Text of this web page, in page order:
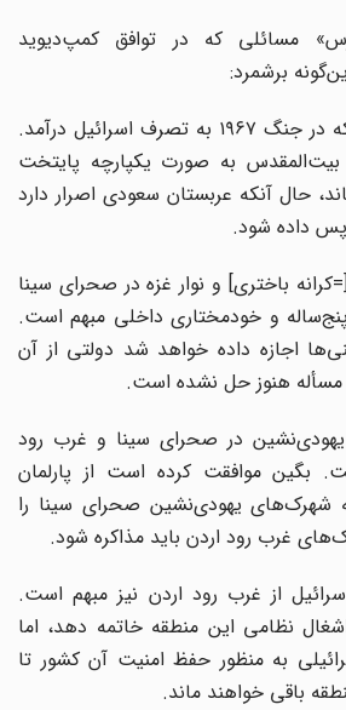
مسائلی که در توافق‌ کمپ‌دیوید
برشمرد:
۱- آینده بیت‌المقدس، که در جنگ ۱۹۶۷ به تصرف اسرائیل درآمد.
به صورت یکپارچه پایتخت
حال آنکه عربستان سعودی اصرار دارد
داده شود.
باختری] و نوار غزه در صحرای سینا
و خودمختاری داخلی مبهم است.
اجازه داده خواهد شد دولتی از آن
هنوز حل نشده است.
در صحرای سینا و غرب رود
موافقت کرده است از پارلمان
شهرک‌های یهودی‌نشین صحرای سینا را
غرب رود اردن باید مذاکره شود.
از غرب رود اردن نیز مبهم است.
نظامی این منطقه خاتمه دهد، اما
به منظور حفظ امنیت آن کشور تا
باقی خواهند ماند.